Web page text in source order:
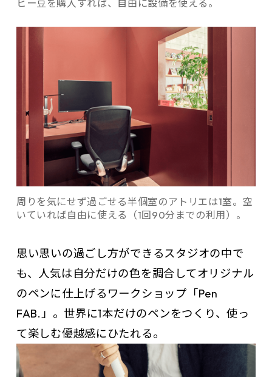
ヒー豆を購入すれば、自由に設備を使える。
周りを気にせず過ごせる半個室のアトリエは1室。空
いていれば自由に使える（1回90分までの利用）。
思い思いの過ごし方ができるスタジオの中で
も、人気は自分だけの色を調合してオリジナル
のペンに仕上げるワークショップ「Pen
FAB.」。世界に1本だけのペンをつくり、使っ
て楽しむ優越感にひたれる。